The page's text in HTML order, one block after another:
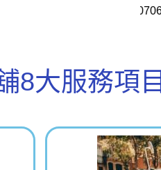
8大服務項目